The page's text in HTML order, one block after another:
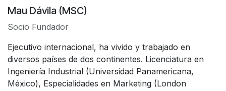
Mau Dávila (MSC)
Socio Fundador
Ejecutivo internacional, ha vivido y trabajado en
diversos países de dos continentes. Licenciatura en
Ingeniería Industrial (Universidad Panamericana,
México), Especialidades en Marketing (London